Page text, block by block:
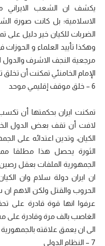
يكشف ان الشعب الايراني
الاسلامية؛ بل كانت صورة
الضربات للكيان خير دليل على
وهكذا تأييد العلماء و
مرجعية النجف الاشرف والدول
الإمام الخامنئي تمكنت أن تخلق
6 – خلق موقف إقليمي موحد
تمكنت ايران بحكمتها أن
لافت أن تقف بعض الدول
الكيان، وتدين اعتدائه على
الثورة يحصل هذا مطلقا
الجمهورية الملفات بعقل
ان ايران دولة سلام وان
الحروب والقتل ولكن الاهم ان
عرفوا انها قوة قادرة على
الغاصب بالف مرة وقادرة على
الى ان يعمق علاقته
7 – النظام الدولي